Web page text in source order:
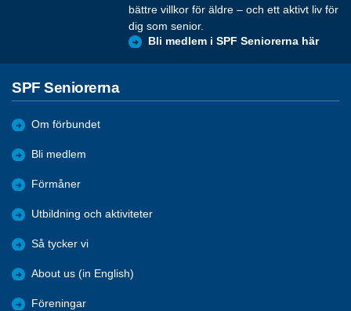
bättre villkor för äldre – och ett aktivt liv för
dig som senior.
Bli medlem i SPF Seniorerna här
SPF Seniorerna
Om förbundet
Bli medlem
Förmåner
Utbildning och aktiviteter
Så tycker vi
About us (in English)
Föreningar